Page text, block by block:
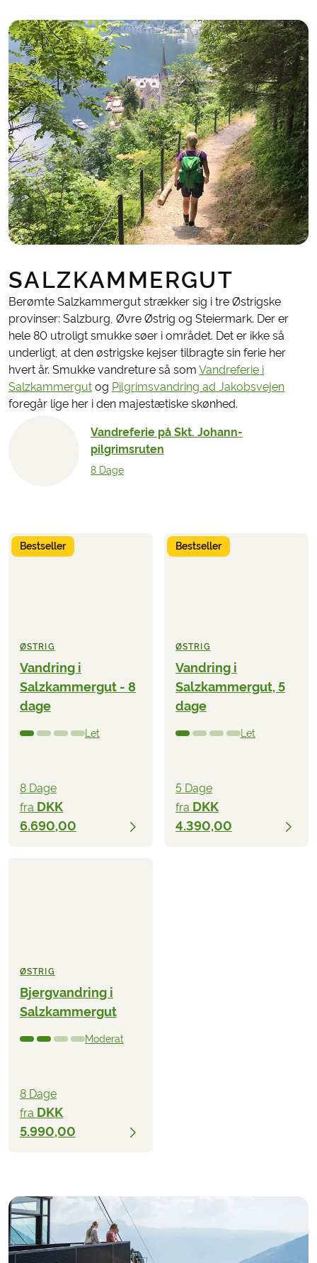
SALZKAMMERGUT
Berømte Salzkammergut strækker sig i tre Østrigske
provinser: Salzburg, Øvre Østrig og Steiermark. Der er
hele 80 utroligt smukke søer i området. Det er ikke så
underligt, at den østrigske kejser tilbragte sin ferie her
hvert år. Smukke vandreture så som Vandreferie i
Salzkammergut og Pilgrimsvandring ad Jakobsvejen
foregår lige her i den majestætiske skønhed.
Vandreferie på Skt. Johann-
pilgrimsruten
8 Dage
Bestseller
ØSTRIG
Vandring i
Salzkammergut - 8
dage
Let
8 Dage
fra DKK
6.690,00
Bestseller
ØSTRIG
Vandring i
Salzkammergut, 5
dage
Let
5 Dage
fra DKK
4.390,00
ØSTRIG
Bjergvandring i
Salzkammergut
Moderat
8 Dage
fra DKK
5.990,00